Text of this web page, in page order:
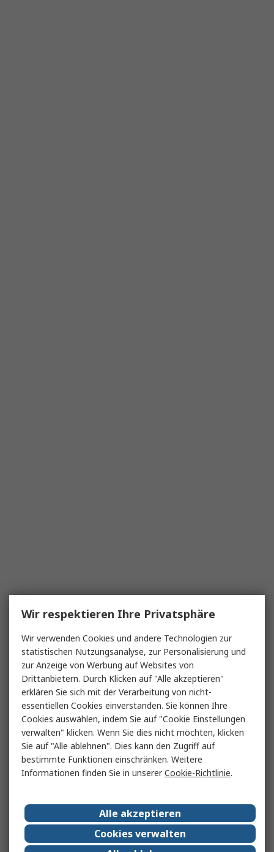
Wir respektieren Ihre Privatsphäre
Wir verwenden Cookies und andere Technologien zur
statistischen Nutzungsanalyse, zur Personalisierung und
zur Anzeige von Werbung auf Websites von
Drittanbietern. Durch Klicken auf "Alle akzeptieren"
erklären Sie sich mit der Verarbeitung von nicht-
essentiellen Cookies einverstanden. Sie können Ihre
Cookies auswählen, indem Sie auf "Cookie Einstellungen
verwalten" klicken. Wenn Sie dies nicht möchten, klicken
Sie auf "Alle ablehnen". Dies kann den Zugriff auf
bestimmte Funktionen einschränken. Weitere
Informationen finden Sie in unsererCookie-Richtlinie.
Alle akzeptieren
Cookies verwalten